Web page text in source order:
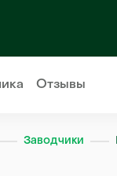
Отзывы
Заводчики